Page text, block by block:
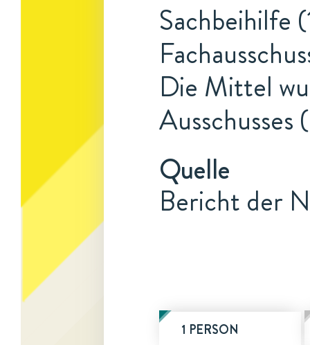
Sachbeihilfe
Die Mittel
Quelle
Bericht der
1 PERSON